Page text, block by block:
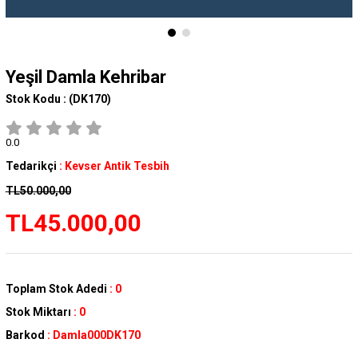
Yeşil Damla Kehribar
Stok Kodu : (DK170)
0.0
Tedarikçi : Kevser Antik Tesbih
TL50.000,00
TL45.000,00
Toplam Stok Adedi : 0
Stok Miktarı : 0
Barkod : Damla000DK170